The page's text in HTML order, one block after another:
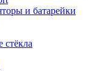
и батарейки